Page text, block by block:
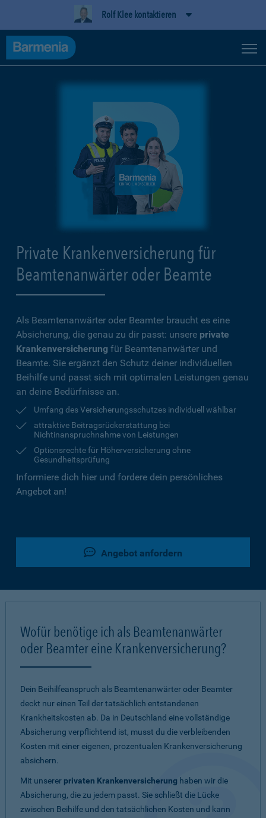
Rolf Klee kontaktieren
Private Krankenversicherung für
Beamtenanwärter oder Beamte
Als Beamtenanwärter oder Beamter braucht es eine
Absicherung, die genau zu dir passt: unsere private
Krankenversicherung für Beamtenanwärter und
Beamte. Sie ergänzt den Schutz deiner individuellen
Beihilfe und passt sich mit optimalen Leistungen genau
an deine Bedürfnisse an.
Umfang des Versicherungsschutzes individuell wählbar
attraktive Beitragsrückerstattung bei
Nichtinanspruchnahme von Leistungen
Optionsrechte für Höherversicherung ohne
Gesundheitsprüfung
Informiere dich hier und fordere dein persönliches
Angebot an!
Angebot anfordern
Wofür benötige ich als Beamtenanwärter
oder Beamter eine Krankenversicherung?
Dein Beihilfeanspruch als Beamtenanwärter oder Beamter
deckt nur einen Teil der tatsächlich entstandenen
Krankheitskosten ab. Da in Deutschland eine vollständige
Absicherung verpflichtend ist, musst du die verbleibenden
Kosten mit einer eigenen, prozentualen Krankenversicherung
absichern.
Mit unserer privaten Krankenversicherung haben wir die
Absicherung, die zu jedem passt. Sie schließt die Lücke
zwischen Beihilfe und den tatsächlichen Kosten und kann